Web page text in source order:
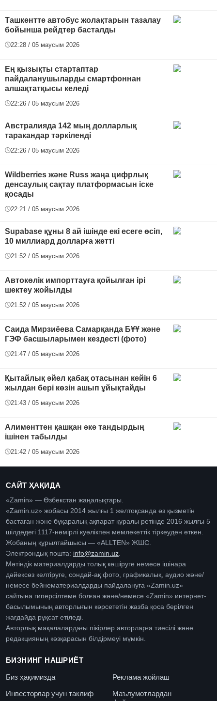
Ташкентте автобус жолақтарын тазалау
бойынша рейдтер басталды
22:28 / 05 маусым 2026
Ең қызықты стартаптар
пайдаланушыларды смартфоннан
алшақтатқысы келеді
22:26 / 05 маусым 2026
Австралияда 142 мың долларлық
таракандар тәркіленді
22:26 / 05 маусым 2026
Wildberries және Russ жаңа цифрлық
денсаулық сақтау платформасын іске
қосады
22:21 / 05 маусым 2026
Supabase құны 8 ай ішінде екі есеге өсіп,
10 миллиард долларға жетті
21:52 / 05 маусым 2026
Автокөлік импорттауға қойылған ірі
шектеу жойылды
21:52 / 05 маусым 2026
Саида Мирзиёева Самарқанда БҰҰ және
ГЭФ басшыларымен кездесті (фото)
21:47 / 05 маусым 2026
Қытайлық әйел қабақ отасынан кейін 6
жылдан бері көзін ашып ұйықтайды
21:43 / 05 маусым 2026
Алименттен қашқан әке тандырдың
ішінен табылды
21:42 / 05 маусым 2026
САЙТ ҲАҚИДА
«Zamin» — Өзбекстан жаңалықтары.
«Zamin.uz» жобасы 2014 жылғы 1 желтоқсанда өз қызметін
бастаған және бұқаралық ақпарат құралы ретінде 2016 жылғы 5
шілдедегі 1117-нөмірлі куәлікпен мемлекеттік тіркеуден өткен.
Жобаның құрылтайшысы — «ALLTEN» ЖШС.
Электрондық пошта: info@zamin.uz
Мәтіндік материалдарды толық көшіруге немесе ішінара
дәйексөз келтіруге, сондай-ақ фото, графикалық, аудио және/
немесе бейнематериалдарды пайдалануға «Zamin.uz»
сайтына гиперсілтеме болған және/немесе «Zamin» интернет-
басылымының авторлығын көрсететін жазба қоса берілген
жағдайда рұқсат етіледі.
Авторлық мақалалардағы пікірлер авторларға тиесілі және
редакцияның көзқарасын білдірмеуі мүмкін.
БИЗНИНГ НАШРИЁТ
Биз ҳақимизда
Реклама жойлаш
Инвесторлар учун таклиф
Маълумотлардан